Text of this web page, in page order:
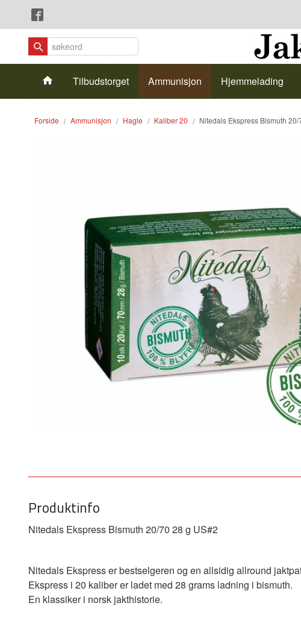
innholdet
ProdukterTilbudstorget Ammunisjon Hjemmelading
Forside Ammunisjon Hagle Kaliber 20 Nitedals Ekspress Bismuth
Produktinfo
Nitedals Ekspress Bismuth 20/70 28 g US#2
Nitedals Ekspress er bestselgeren og en allsidig allround
Ekspress i 20 kaliber er ladet med 28 grams ladning i bismuth.
En klassiker i norsk jakthistorie.